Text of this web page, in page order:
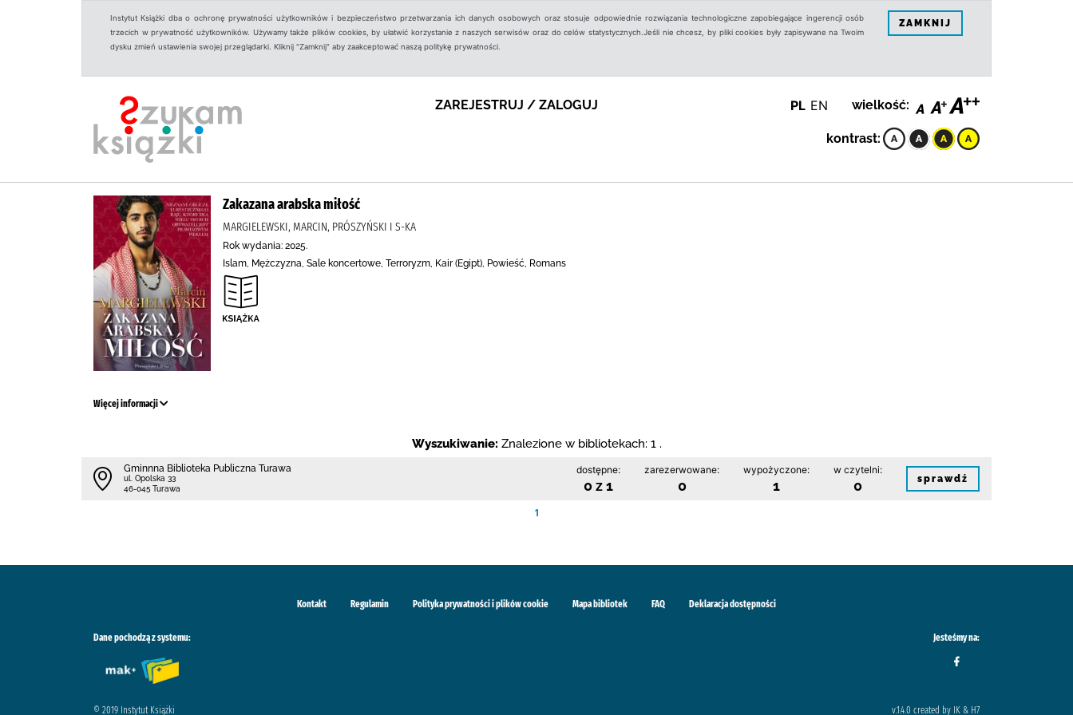
Instytut Książki dba o ochronę prywatności użytkowników i bezpieczeństwo przetwarzania ich danych osobowych oraz stosuje odpowiednie rozwiązania technologiczne zapobiegające ingerencji osób
trzecich w prywatność użytkowników. Używamy także plików cookies, by ułatwić korzystanie z naszych serwisów oraz do celów statystycznych.Jeśli nie chcesz, by pliki cookies były zapisywane na Twoim
dysku zmień ustawienia swojej przeglądarki. Kliknij "Zamknij" aby zaakceptować naszą politykę prywatności.
ZAMKNIJ
ZAREJESTRUJ / ZALOGUJ PL EN wielkość:
kontrast:
Zakazana arabska miłość
MARGIELEWSKI, MARCIN, PRÓSZYŃSKI I S-KA
Rok wydania: 2025.
Islam, Mężczyzna, Sale koncertowe, Terroryzm, Kair (Egipt), Powieść, Romans
Więcej informacji
Wyszukiwanie: Znalezione w bibliotekach: 1 .
Gminnna Biblioteka Publiczna Turawa
ul. Opolska 33
46-045 Turawa
dostępne:
0 z 1
zarezerwowane:
0
wypożyczone:
1
w czytelni:
0 sprawdź
1
Kontakt Regulamin Polityka prywatności i plików cookie Mapa bibliotek FAQ Deklaracja dostępności
Dane pochodzą z systemu: Jesteśmy na:
© 2019 Instytut Książki v.1.4.0 created by IK & H7